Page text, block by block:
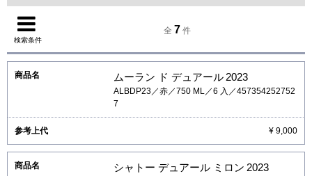
検索条件
全 7 件
ムーラン ド デュアール 2023
ALBDP23／赤／750 ML／6 入／457354252752
7
¥ 9,000
シャトー デュアール ミロン 2023